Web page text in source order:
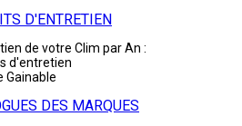
D'ENTRETIEN
de votre Clim par An :
d'entretien
Gainable
DES MARQUES